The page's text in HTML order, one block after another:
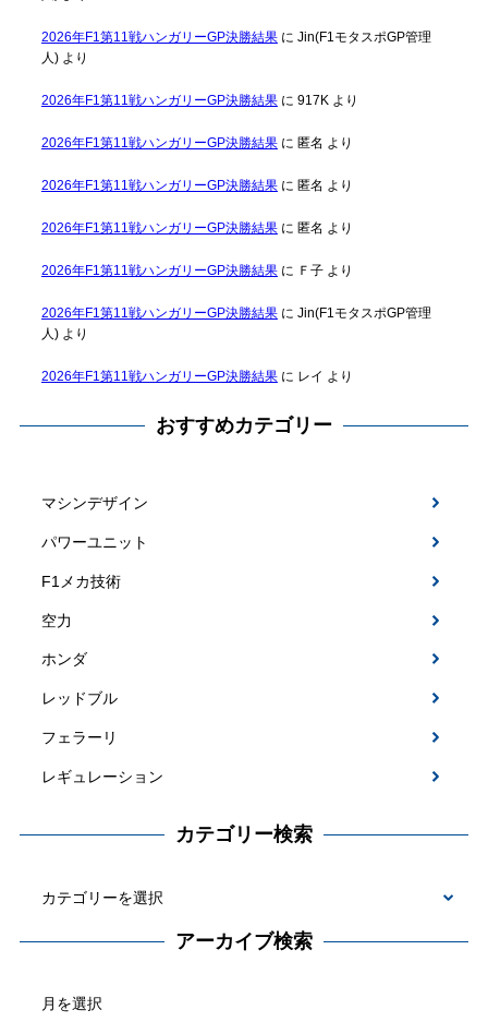
2026年F1第11戦ハンガリーGP決勝結果に Jin(F1モタスポGP管理
人)より
2026年F1第11戦ハンガリーGP決勝結果に 917Kより
2026年F1第11戦ハンガリーGP決勝結果に 匿名 より
2026年F1第11戦ハンガリーGP決勝結果に 匿名 より
2026年F1第11戦ハンガリーGP決勝結果に 匿名 より
2026年F1第11戦ハンガリーGP決勝結果に Ｆ子より
2026年F1第11戦ハンガリーGP決勝結果に Jin(F1モタスポGP管理
人)より
2026年F1第11戦ハンガリーGP決勝結果に レイ より
おすすめカテゴリー
マシンデザイン
パワーユニット
F1メカ技術
空力
ホンダ
レッドブル
フェラーリ
レギュレーション
カテゴリー検索
アーカイブ検索